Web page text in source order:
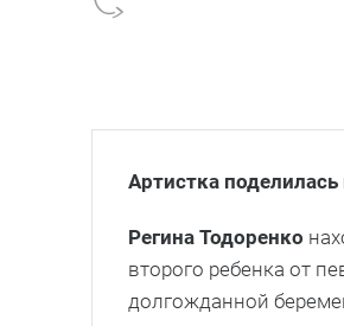
Артистка
Регина Тодоренко
второго ребенка от
долгожданной